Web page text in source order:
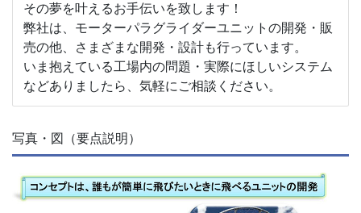
その夢を叶えるお手伝いを致します！
弊社は、モーターパラグライダーユニットの開発・販
売の他、さまざまな開発・設計も行っています。
いま抱えている工場内の問題・実際にほしいシステム
などありましたら、気軽にご相談ください。
写真・図（要点説明）